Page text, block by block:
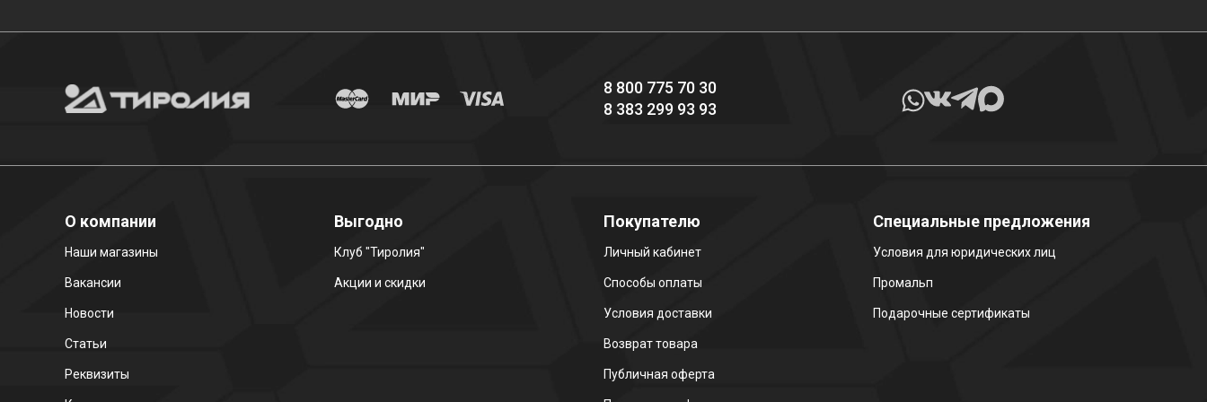
8 800 775 70 30
8 383 299 93 93
О компании
Наши магазины
Вакансии
Новости
Статьи
Реквизиты
Выгодно
Клуб "Тиролия"
Акции и скидки
Покупателю
Личный кабинет
Способы оплаты
Условия доставки
Возврат товара
Публичная оферта
Специальные предложения
Условия для юридических лиц
Промальп
Подарочные сертификаты